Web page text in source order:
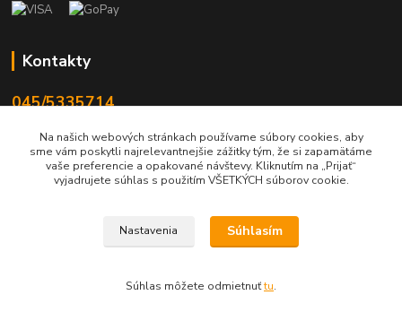
Kontakty
045/5335714
info@lonas.sk
© 2024 Lonas s. r. o., farby-laky Zvolen
Na našich webových stránkach používame súbory cookies, aby
sme vám poskytli najrelevantnejšie zážitky tým, že si zapamätáme
vaše preferencie a opakované návštevy. Kliknutím na „Prijať“
vyjadrujete súhlas s použitím VŠETKÝCH súborov cookie.
Nastavenia Súhlasím
Súhlas môžete odmietnuťtu.